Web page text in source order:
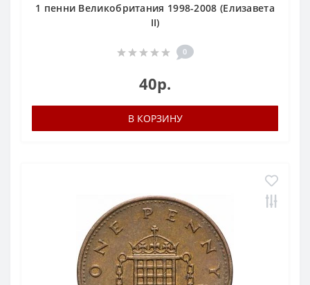
1 пенни Великобритания 1998-2008 (Елизавета
II)
0
40р.
В КОРЗИНУ